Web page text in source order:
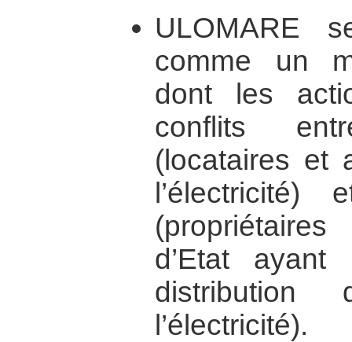
ULOMARE
comme un
dont les
conflits
(locataires et
l’électricité)
d’Etat
l’électricité).